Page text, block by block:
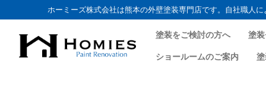
ホーミーズ株式会社は熊本の外壁塗装専門店です。自社職人
塗装をご検討の方へ 塗
ショールームのご案内